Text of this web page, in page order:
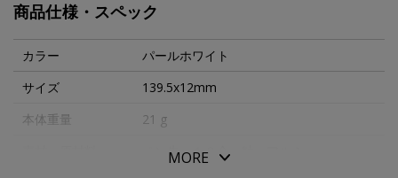
そのスムーズな動作から、キャップレス万年筆の愛用者は
実はとっても多いのです。
キャップが無くてインクが胸ポケットで漏れたりしない
の・・・？！
商品仕様・スペック
カラー
パールホワイト
サイズ
139.5x12mm
本体重量
21 g
ペン先：１８金 軸：アルミ
MORE